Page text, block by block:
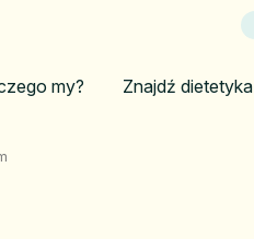
my? Znajdź dietetyka